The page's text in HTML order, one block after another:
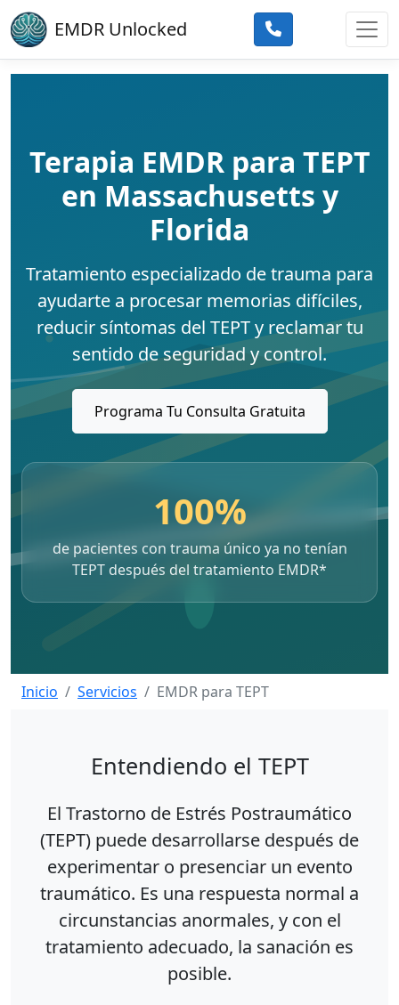
Skip to main content
EMDR Unlocked
Terapia EMDR para TEPT
en Massachusetts y
Florida
Tratamiento especializado de trauma para
ayudarte a procesar memorias difíciles,
reducir síntomas del TEPT y reclamar tu
sentido de seguridad y control.
Programa Tu Consulta Gratuita
100%
de pacientes con trauma único ya no tenían
TEPT después del tratamiento EMDR*
Inicio Servicios EMDR para TEPT
Entendiendo el TEPT
El Trastorno de Estrés Postraumático
(TEPT) puede desarrollarse después de
experimentar o presenciar un evento
traumático. Es una respuesta normal a
circunstancias anormales, y con el
tratamiento adecuado, la sanación es
posible.